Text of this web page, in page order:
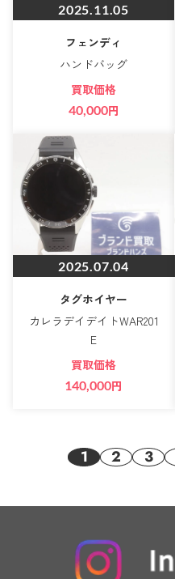
2025.11.05
フェンディ
ハンドバッグ
買取価格
40,000円
2025.07.04
タグホイヤー
カレラデイデイトWAR201
E
買取価格
140,000円
1 2 3